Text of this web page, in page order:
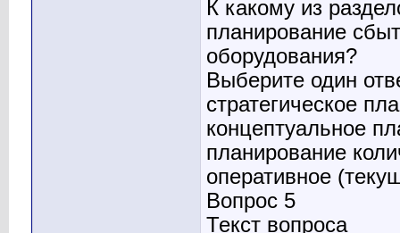
К какому из
планирование
оборудования?
Выберите один
стратегическое
концептуальное
планирование
оперативное
Вопрос 5
Текст вопроса